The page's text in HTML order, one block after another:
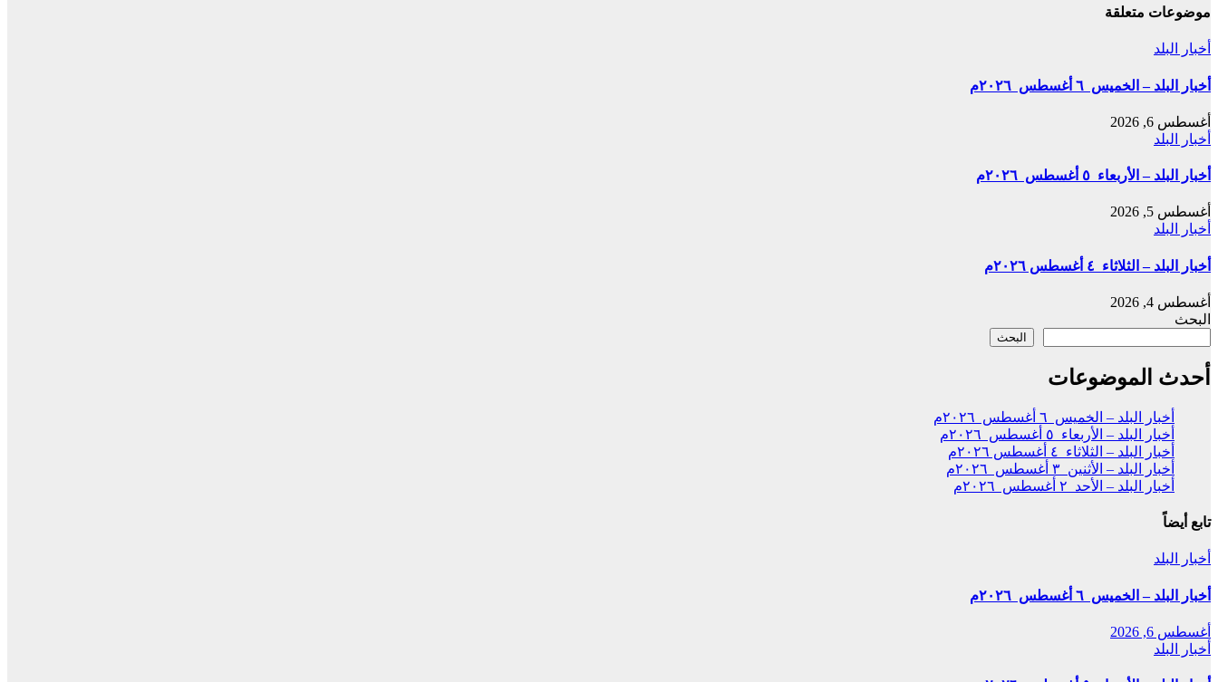
موضوعات متعلقة
أخبار البلد
أخبار البلد – الخميس ٦ أغسطس ٢٠٢٦م
أغسطس 6, 2026
أخبار البلد
أخبار البلد – الأربعاء ٥ أغسطس ٢٠٢٦م
أغسطس 5, 2026
أخبار البلد
أخبار البلد – الثلاثاء ٤ أغسطس ٢٠٢٦م
أغسطس 4, 2026
البحث
البحث
أحدث الموضوعات
أخبار البلد – الخميس ٦ أغسطس ٢٠٢٦م
أخبار البلد – الأربعاء ٥ أغسطس ٢٠٢٦م
أخبار البلد – الثلاثاء ٤ أغسطس ٢٠٢٦م
أخبار البلد – الأثنين ٣ أغسطس ٢٠٢٦م
أخبار البلد – الأحد ٢ أغسطس ٢٠٢٦م
تابع أيضاً
أخبار البلد
أخبار البلد – الخميس ٦ أغسطس ٢٠٢٦م
أغسطس 6, 2026
أخبار البلد